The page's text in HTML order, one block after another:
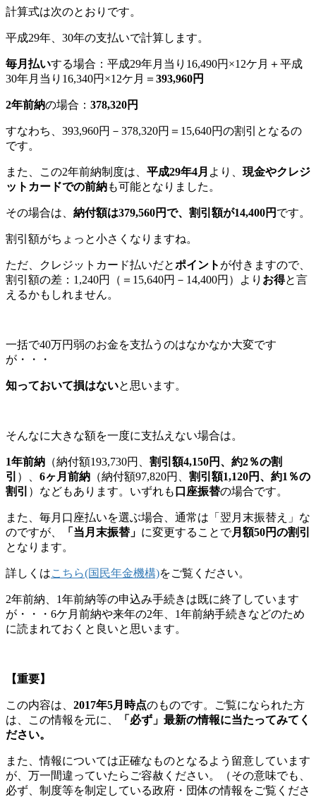
計算式は次のとおりです。
平成29年、30年の支払いで計算します。
毎月払いする場合：平成29年月当り16,490円×12ケ月＋平成
30年月当り16,340円×12ケ月＝ 393,960円
2年前納の場合： 378,320円
すなわち、393,960円－378,320円＝15,640円の割引となるの
です。
また、この2年前納制度は、 平成29年4月 より、 現金やクレジ
ットカードでの前納も可能となりました。
その場合は、 納付額は379,560円で、割引額が14,400円 です。
割引額がちょっと小さくなりますね。
ただ、クレジットカード払いだとポイント が付きますので、
割引額の差：1,240円（＝15,640円－14,400円）より お得と言
えるかもしれません。
一括で40万円弱のお金を支払うのはなかなか大変です
が・・・
知っておいて損はないと思います。
そんなに大きな額を一度に支払えない場合は。
1年前納 （納付額193,730円、 割引額4,150円、約2％の割
引 ）、 6ヶ月前納 （納付額97,820円、 割引額1,120円、約1％の
割引 ）などもあります。いずれも 口座振替の場合です。
また、毎月口座払いを選ぶ場合、通常は「翌月末振替え」な
のですが、
「当月末振替」 に変更することで月額50円の割引
となります。
詳しくはこちら(国民年金機構)をご覧ください。
2年前納、1年前納等の申込み手続きは既に終了しています
が・・・6ケ月前納や来年の2年、1年前納手続きなどのため
に読まれておくと良いと思います。
【重要】
この内容は、 2017年5月時点のものです。ご覧になられた方
は、この情報を元に、
「必ず」最新の情報に当たってみてく
ださい。
また、情報については正確なものとなるよう留意しています
が、万一間違っていたらご容赦ください。（その意味でも、
必ず、制度等を制定している政府・団体の情報をご覧くださ